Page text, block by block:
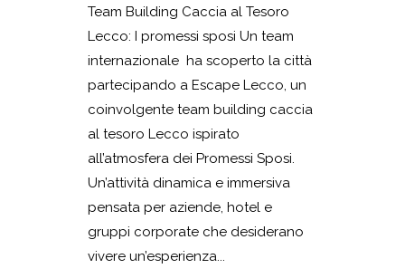
Team Building Caccia al Tesoro
Lecco: I promessi sposi Un team
internazionale ha scoperto la città
partecipando a Escape Lecco, un
coinvolgente team building caccia
al tesoro Lecco ispirato
all’atmosfera dei Promessi Sposi.
Un’attività dinamica e immersiva
pensata per aziende, hotel e
gruppi corporate che desiderano
vivere un’esperienza...